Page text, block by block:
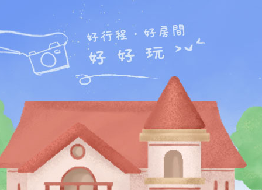
網,羅東夜市民宿,羅東運動公園,羅東林場公園,竹
鉛筆學校。